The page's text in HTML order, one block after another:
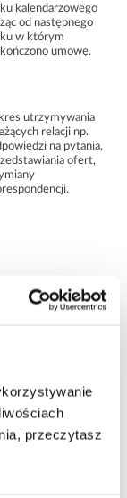
przeczytasz
kalendarzowego
od następnego
w którym
umowę.
utrzymywania
relacji np.
na pytania,
ofert,
czasu przedawnienia
następnego roku w
zaistniało
mogące
podstawę